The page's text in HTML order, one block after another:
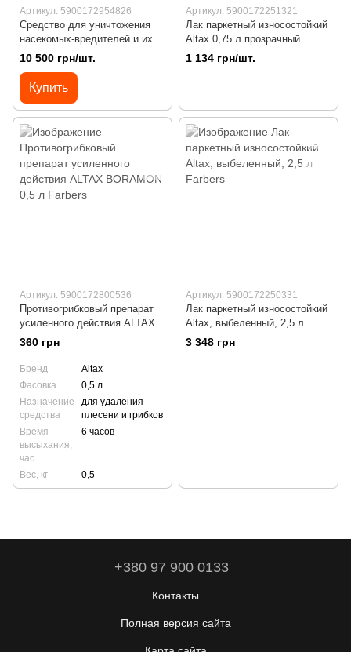
Артикул: 5900172954826
Средство для уничтожения
насекомых-вредителей и их
личинок ALTAX, бесцветное,
10 500 грн/шт.
Купить
Артикул: 5900172251321
Лак паркетный износостойкий
Altax 0,75 л прозрачный
полуматовий
1 134 грн/шт.
Артикул: 5900172800536
Противогрибковый препарат
усиленного действия ALTAX
BORAMON 0,5 л
360 грн
Бренд
Altax
Фасовка
0,5 л
Назначение
средства
для удаления
плесени и грибков
Время
высыхания,
час.
6 часов
Вес, кг 0,5
Артикул: 5900172250331
Лак паркетный износостойкий
Altax, выбеленный, 2,5 л
3 348 грн
+380 97 900 0133
Контакты
Полная версия сайта